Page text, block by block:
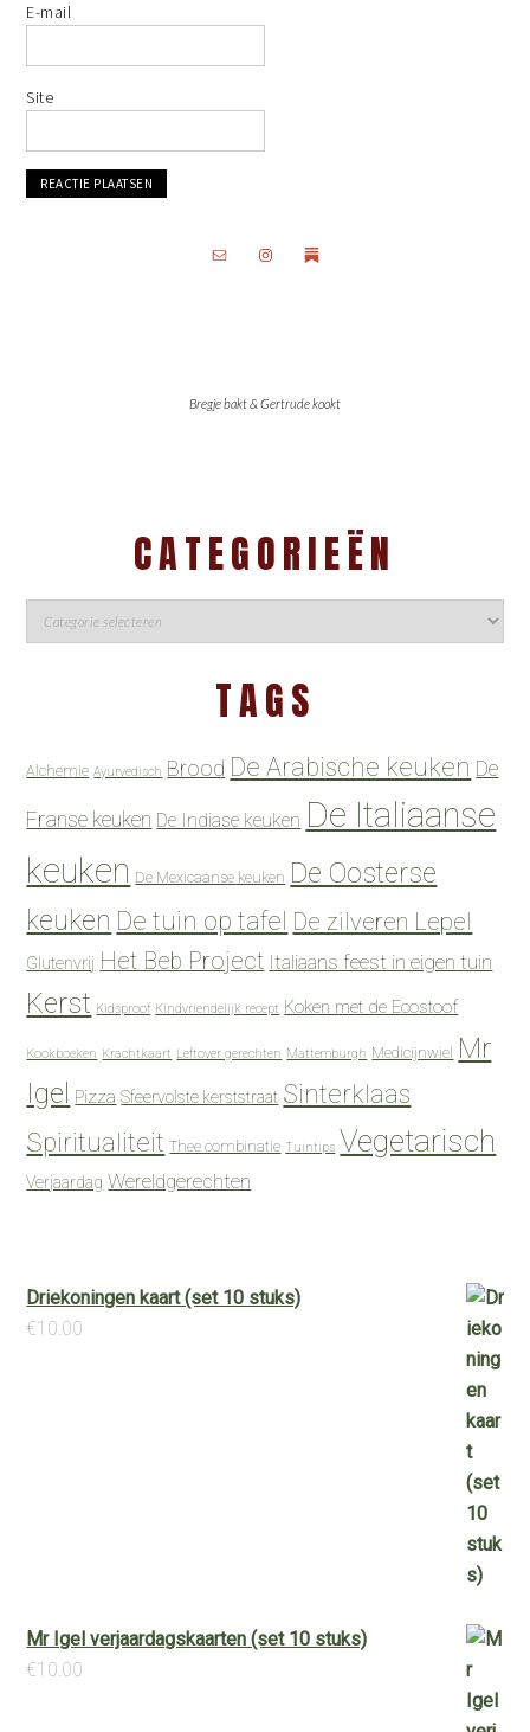
E-mail
Site
Bregje bakt & Gertrude kookt
CATEGORIEËN
TAGS
Alchemie Ayurvedisch Brood De Arabische keuken De
Franse keuken De Indiase keuken De Italiaanse
keuken De Mexicaanse keuken De Oosterse
keuken De tuin op tafel De zilveren Lepel
Glutenvrij Het Beb Project Italiaans feest in eigen tuin
Kerst Kidsproof Kindvriendelijk recept Koken met de Ecostoof
Kookboeken Krachtkaart Leftover gerechten Mattemburgh Medicijnwiel Mr
Igel
Pizza Sfeervolste kerststraat Sinterklaas
Spiritualiteit Thee combinatie Tuintips Vegetarisch
Verjaardag Wereldgerechten
Driekoningen kaart (set 10 stuks)
€10.00
Mr Igel verjaardagskaarten (set 10 stuks)
€10.00